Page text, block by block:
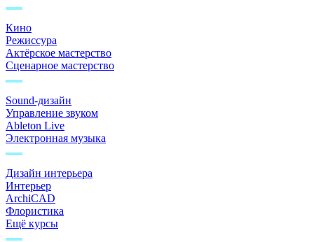
Кино
Режиссура
Актёрское мастерство
Сценарное мастерство
Sound-дизайн
Управление звуком
Ableton Live
Электронная музыка
Дизайн интерьера
Интерьер
ArchiCAD
Флористика
Ещё курсы